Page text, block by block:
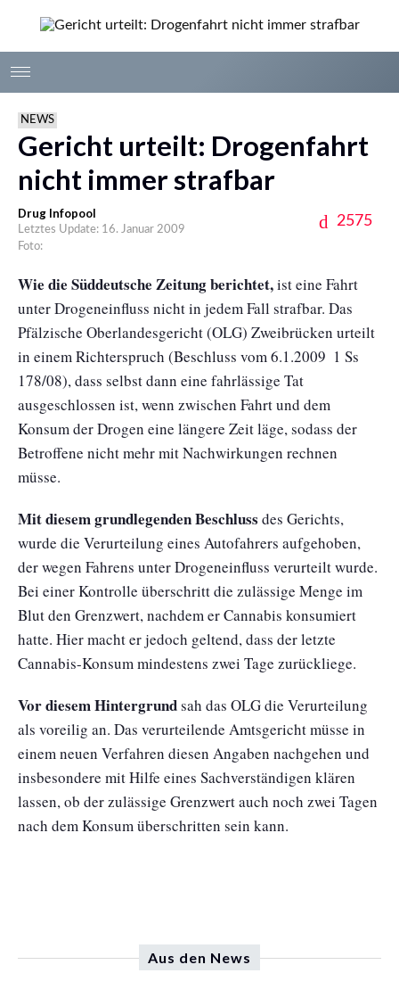
NEWS
Gericht urteilt: Drogenfahrt
nicht immer strafbar
Drug Infopool
Letztes Update: 16. Januar 2009
Foto:
2575
Wie die Süddeutsche Zeitung berichtet,ist eine Fahrt
unter Drogeneinfluss nicht in jedem Fall strafbar. Das
Pfälzische Oberlandesgericht (OLG) Zweibrücken urteilt
in einem Richterspruch (Beschluss vom 6.1.2009 ­ 1 Ss
178/08), dass selbst dann eine fahrlässige Tat
ausgeschlossen ist, wenn zwischen Fahrt und dem
Konsum der Drogen eine längere Zeit läge, sodass der
Betroffene nicht mehr mit Nachwirkungen rechnen
müsse.
Mit diesem grundlegenden Beschluss des Gerichts,
wurde die Verurteilung eines Autofahrers aufgehoben,
der wegen Fahrens unter Drogeneinfluss verurteilt wurde.
Bei einer Kontrolle überschritt die zulässige Menge im
Blut den Grenzwert, nachdem er Cannabis konsumiert
hatte. Hier macht er jedoch geltend, dass der letzte
Cannabis-Konsum mindestens zwei Tage zurückliege.
Vor diesem Hintergrundsah das OLG die Verurteilung
als voreilig an. Das verurteilende Amtsgericht müsse in
einem neuen Verfahren diesen Angaben nachgehen und
insbesondere mit Hilfe eines Sachverständigen klären
lassen, ob der zulässige Grenzwert auch noch zwei Tagen
nach dem Konsum überschritten sein kann.
Aus den News